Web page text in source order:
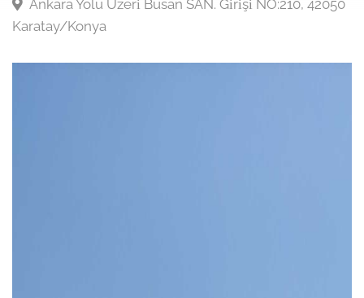
Ankara Yolu Üzeri̇ Büsan SAN. Gi̇ri̇şi̇ NO:210, 42050
Karatay/Konya